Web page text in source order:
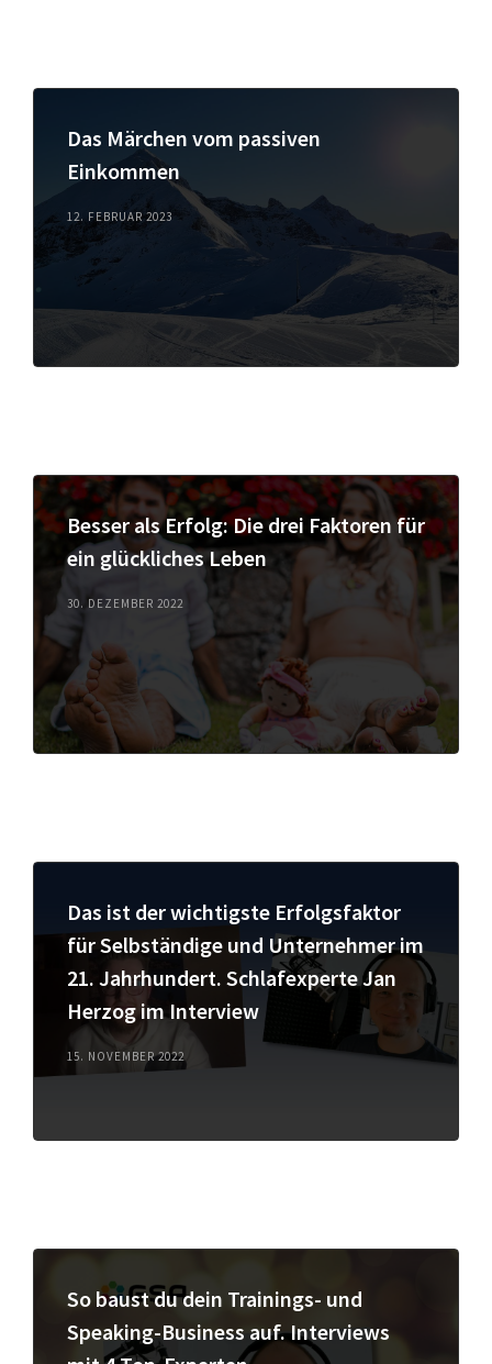
Das Märchen vom passiven
Einkommen
12. FEBRUAR 2023
Besser als Erfolg: Die drei Faktoren für
ein glückliches Leben
30. DEZEMBER 2022
Das ist der wichtigste Erfolgsfaktor
für Selbständige und Unternehmer im
21. Jahrhundert. Schlafexperte Jan
Herzog im Interview
15. NOVEMBER 2022
So baust du dein Trainings- und
Speaking-Business auf. Interviews